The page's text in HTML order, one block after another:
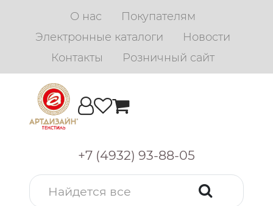
О нас
Покупателям
Электронные каталоги
Новости
Контакты
Розничный сайт
+7 (4932) 93-88-05